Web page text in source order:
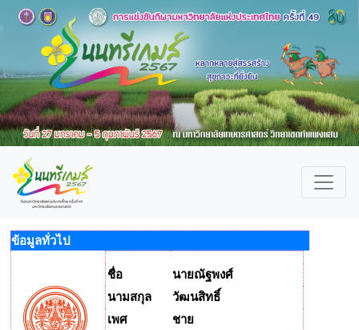
ข้อมูลทั่วไป
ชื่อ
นายณัฐพงศ์
นามสกุล
วัฒนสิทธิ์
เพศ
ชาย